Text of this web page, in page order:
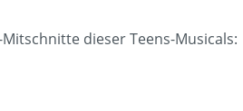
dieser Teens-Musicals: